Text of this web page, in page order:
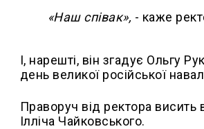
«Наш співак», - каже
І, нарешті, він згадує Ольгу
день великої російської
Праворуч від ректора
Ілліча Чайковського.